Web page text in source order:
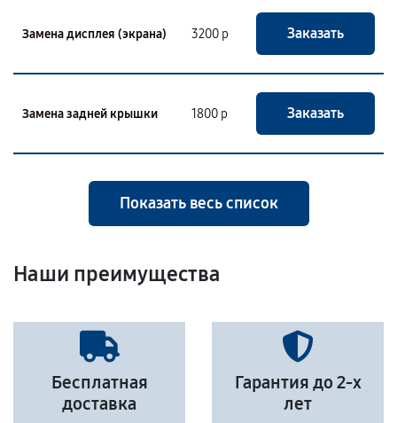
Замена дисплея (экрана) 3200 р Заказать
Замена задней крышки 1800 р Заказать
Показать весь список
Наши преимущества
Бесплатная
доставка
Гарантия до 2-х
лет